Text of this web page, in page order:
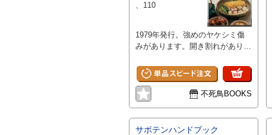
、110
1979年発行。強めのヤケシミ傷
みがあります。開き割れがありま
不死鳥BOOKS
サボテンハンドブック